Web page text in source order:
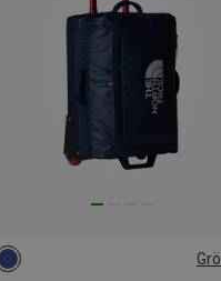
40L